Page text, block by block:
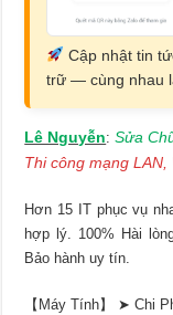
Cập nhật tin
trữ — cùng nhau
Lê Nguyễn:Sửa
Thi công mạng LAN,
Hơn 15 IT phục vụ
hợp lý. 100% Hài
Bảo hành uy tín.
【Máy Tính】 ➤ Chi